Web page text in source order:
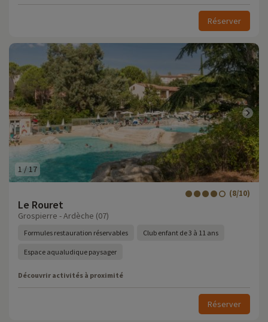
Réserver
1 /17
Le Rouret
(8/10)
Grospierre - Ardèche (07)
Formules restauration réservables Club enfant de 3 à 11 ans
Espace aqualudique paysager
Découvrir activités à proximité
Réserver